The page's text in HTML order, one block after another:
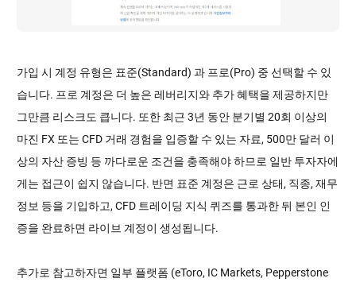
가입 시 계정 유형은 표준(Standard) 과 프로(Pro) 중 선택할 수 있
습니다. 프로 계정은 더 높은 레버리지와 추가 혜택을 제공하지만
그만큼 리스크도 큽니다. 또한 최근 3년 동안 분기별 20회 이상의
마진 FX 또는 CFD 거래 경험을 입증할 수 있는 자료, 500만 달러 이
상의 자산 증빙 등 까다로운 조건을 충족해야 하므로 일반 투자자에
게는 접근이 쉽지 않습니다. 반면 표준 계정은 근로 상태, 직종, 재무
정보 등을 기입하고, CFD 트레이딩 지식 퀴즈를 통과한 뒤 본인 인
증을 완료하면 라이브 계정이 생성됩니다.
추가로 참고하자면 일부 플랫폼 (eToro, IC Markets, Pepperstone